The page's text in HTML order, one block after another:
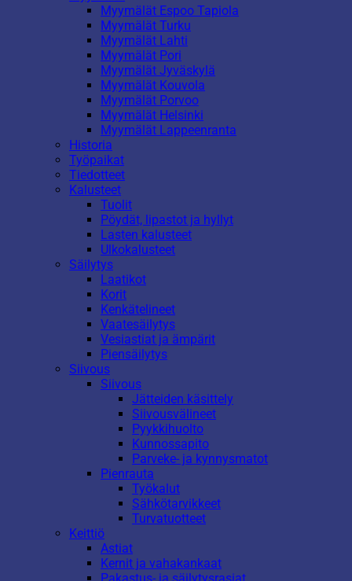
Myymälät Espoo Tapiola
Myymälät Turku
Myymälät Lahti
Myymälät Pori
Myymälät Jyväskylä
Myymälät Kouvola
Myymälät Porvoo
Myymälät Helsinki
Myymälät Lappeenranta
Historia
Työpaikat
Tiedotteet
Kalusteet
Tuolit
Pöydät, lipastot ja hyllyt
Lasten kalusteet
Ulkokalusteet
Säilytys
Laatikot
Korit
Kenkätelineet
Vaatesäilytys
Vesiastiat ja ämpärit
Piensäilytys
Siivous
Siivous
Jätteiden käsittely
Siivousvälineet
Pyykkihuolto
Kunnossapito
Parveke- ja kynnysmatot
Pienrauta
Työkalut
Sähkötarvikkeet
Turvatuotteet
Keittiö
Astiat
Kernit ja vahakankaat